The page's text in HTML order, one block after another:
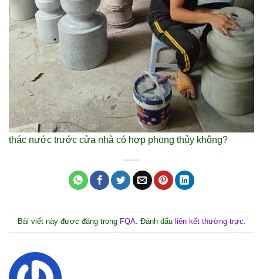
thác nước trước cửa nhà có hợp phong thủy không?
Bài viết này được đăng trong FQA. Đánh dấu liên kết thường trực.